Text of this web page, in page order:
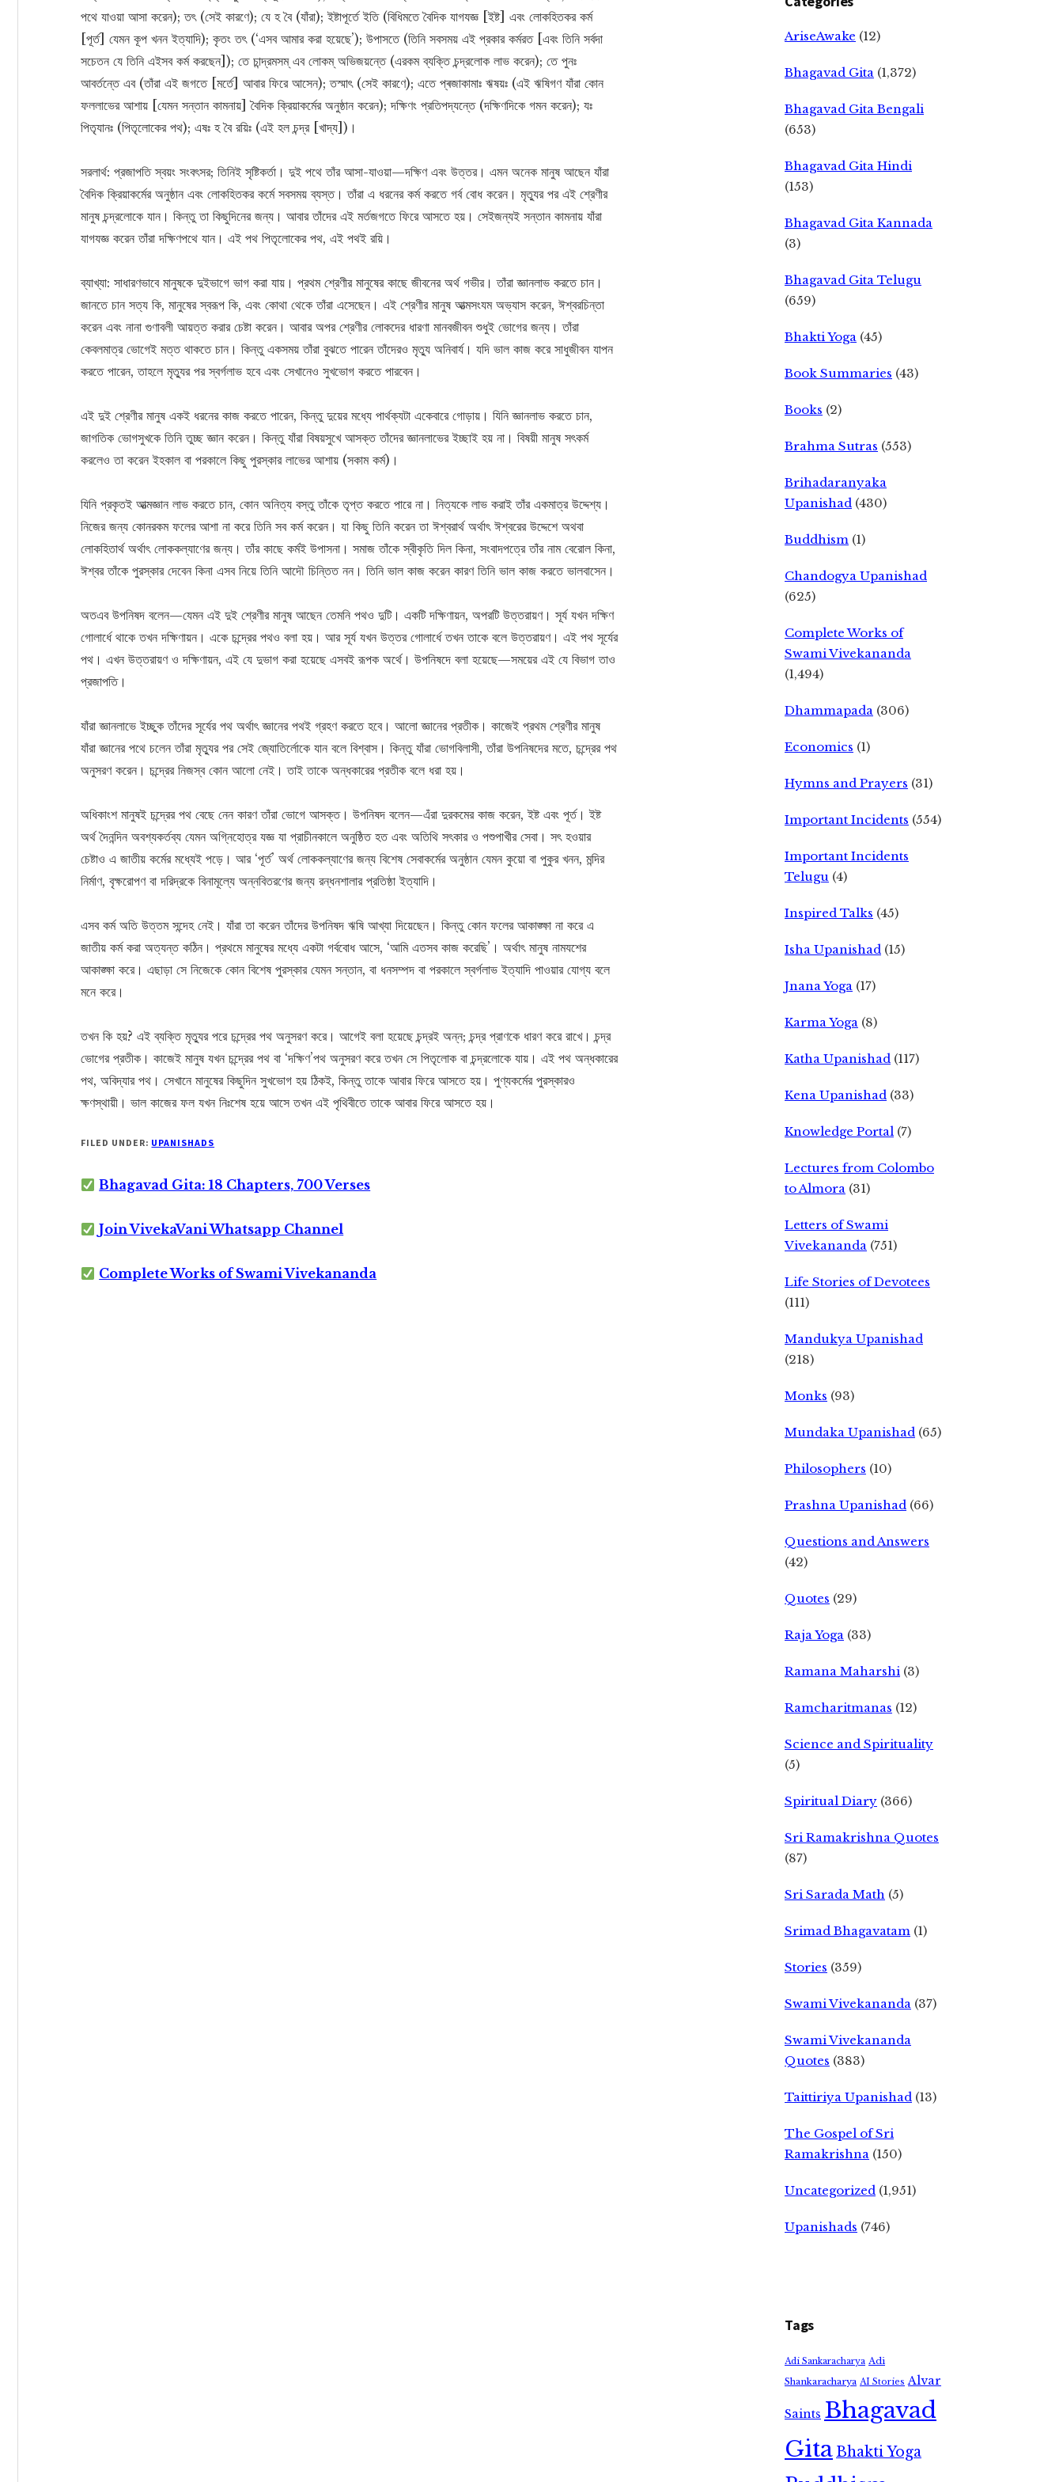
পথে যাওয়া আসা করেন); তৎ (সেই কারণে); যে হ বৈ (যাঁরা); ইষ্টাপূর্তে ইতি (বিধিমতে বৈদিক যাগযজ্ঞ [ইষ্ট] এবং লোকহিতকর কর্ম
[পূর্ত] যেমন কূপ খনন ইত্যাদি); কৃতং তৎ (‘এসব আমার করা হয়েছে’); উপাসতে (তিনি সবসময় এই প্রকার কর্মরত [এবং তিনি সর্বদা
সচেতন যে তিনি এইসব কর্ম করছেন]); তে চান্দ্রমসম্‌ এব লোকম্‌ অভিজয়ন্তে (এরকম ব্যক্তি চন্দ্রলোক লাভ করেন); তে পুনঃ
আবর্তন্তে এব (তাঁরা এই জগতে [মর্তে] আবার ফিরে আসেন); তস্মাৎ (সেই কারণে); এতে প্ৰজাকামাঃ ঋষয়ঃ (এই ঋষিগণ যাঁরা কোন
ফললাভের আশায় [যেমন সন্তান কামনায়] বৈদিক ক্রিয়াকর্মের অনুষ্ঠান করেন); দক্ষিণং প্রতিপদ্যন্তে (দক্ষিণদিকে গমন করেন); যঃ
পিতৃযানঃ (পিতৃলোকের পথ); এষঃ হ বৈ রয়িঃ (এই হল চন্দ্র [খাদ্য])।
সরলার্থ: প্রজাপতি স্বয়ং সংবৎসর; তিনিই সৃষ্টিকর্তা। দুই পথে তাঁর আসা-যাওয়া—দক্ষিণ এবং উত্তর। এমন অনেক মানুষ আছেন যাঁরা
বৈদিক ক্রিয়াকর্মের অনুষ্ঠান এবং লোকহিতকর কর্মে সবসময় ব্যস্ত। তাঁরা এ ধরনের কর্ম করতে গর্ব বোধ করেন। মৃত্যুর পর এই শ্রেণীর
মানুষ চন্দ্রলোকে যান। কিন্তু তা কিছুদিনের জন্য। আবার তাঁদের এই মর্তজগতে ফিরে আসতে হয়। সেইজন্যই সন্তান কামনায় যাঁরা
যাগযজ্ঞ করেন তাঁরা দক্ষিণপথে যান। এই পথ পিতৃলোকের পথ, এই পথই রয়ি।
ব্যাখ্যা: সাধারণভাবে মানুষকে দুইভাগে ভাগ করা যায়। প্রথম শ্রেণীর মানুষের কাছে জীবনের অর্থ গভীর। তাঁরা জ্ঞানলাভ করতে চান।
জানতে চান সত্য কি, মানুষের স্বরূপ কি, এবং কোথা থেকে তাঁরা এসেছেন। এই শ্রেণীর মানুষ আত্মসংযম অভ্যাস করেন, ঈশ্বরচিন্তা
করেন এবং নানা গুণাবলী আয়ত্ত করার চেষ্টা করেন। আবার অপর শ্রেণীর লোকদের ধারণা মানবজীবন শুধুই ভোগের জন্য। তাঁরা
কেবলমাত্র ভোগেই মত্ত থাকতে চান। কিন্তু একসময় তাঁরা বুঝতে পারেন তাঁদেরও মৃত্যু অনিবার্য। যদি ভাল কাজ করে সাধুজীবন যাপন
করতে পারেন, তাহলে মৃত্যুর পর স্বর্গলাভ হবে এবং সেখানেও সুখভোগ করতে পারবেন।
এই দুই শ্রেণীর মানুষ একই ধরনের কাজ করতে পারেন, কিন্তু দুয়ের মধ্যে পার্থক্যটা একেবারে গোড়ায়। যিনি জ্ঞানলাভ করতে চান,
জাগতিক ভোগসুখকে তিনি তুচ্ছ জ্ঞান করেন। কিন্তু যাঁরা বিষয়সুখে আসক্ত তাঁদের জ্ঞানলাভের ইচ্ছাই হয় না। বিষয়ী মানুষ সৎকর্ম
করলেও তা করেন ইহকাল বা পরকালে কিছু পুরস্কার লাভের আশায় (সকাম কর্ম)।
যিনি প্রকৃতই আত্মজ্ঞান লাভ করতে চান, কোন অনিত্য বস্তু তাঁকে তৃপ্ত করতে পারে না। নিত্যকে লাভ করাই তাঁর একমাত্র উদ্দেশ্য।
নিজের জন্য কোনরকম ফলের আশা না করে তিনি সব কর্ম করেন। যা কিছু তিনি করেন তা ঈশ্বরার্থ অর্থাৎ ঈশ্বরের উদ্দেশে অথবা
লোকহিতার্থ অর্থাৎ লোককল্যাণের জন্য। তাঁর কাছে কর্মই উপাসনা। সমাজ তাঁকে স্বীকৃতি দিল কিনা, সংবাদপত্রে তাঁর নাম বেরোল কিনা,
ঈশ্বর তাঁকে পুরস্কার দেবেন কিনা এসব নিয়ে তিনি আদৌ চিন্তিত নন। তিনি ভাল কাজ করেন কারণ তিনি ভাল কাজ করতে ভালবাসেন।
অতএব উপনিষদ বলেন—যেমন এই দুই শ্রেণীর মানুষ আছেন তেমনি পথও দুটি। একটি দক্ষিণায়ন, অপরটি উত্তরায়ণ। সূর্য যখন দক্ষিণ
গোলার্ধে থাকে তখন দক্ষিণায়ন। একে চন্দ্রের পথও বলা হয়। আর সূর্য যখন উত্তর গোলার্ধে তখন তাকে বলে উত্তরায়ণ। এই পথ সূর্যের
পথ। এখন উত্তরায়ণ ও দক্ষিণায়ন, এই যে দুভাগ করা হয়েছে এসবই রূপক অর্থে। উপনিষদে বলা হয়েছে—সময়ের এই যে বিভাগ তাও
প্রজাপতি।
যাঁরা জ্ঞানলাভে ইচ্ছুক তাঁদের সূর্যের পথ অর্থাৎ জ্ঞানের পথই গ্রহণ করতে হবে। আলো জ্ঞানের প্রতীক। কাজেই প্রথম শ্রেণীর মানুষ
যাঁরা জ্ঞানের পথে চলেন তাঁরা মৃত্যুর পর সেই জ্যোতির্লোকে যান বলে বিশ্বাস। কিন্তু যাঁরা ভোগবিলাসী, তাঁরা উপনিষদের মতে, চন্দ্রের পথ
অনুসরণ করেন। চন্দ্রের নিজস্ব কোন আলো নেই। তাই তাকে অন্ধকারের প্রতীক বলে ধরা হয়।
অধিকাংশ মানুষই চন্দ্রের পথ বেছে নেন কারণ তাঁরা ভোগে আসক্ত। উপনিষদ বলেন—এঁরা দুরকমের কাজ করেন, ইষ্ট এবং পূর্ত। ইষ্ট
অর্থ দৈনন্দিন অবশ্যকর্তব্য যেমন অগ্নিহোত্র যজ্ঞ যা প্রাচীনকালে অনুষ্ঠিত হত এবং অতিথি সৎকার ও পশুপাখীর সেবা। সৎ হওয়ার
চেষ্টাও এ জাতীয় কর্মের মধ্যেই পড়ে। আর ‘পূর্ত’ অর্থ লোককল্যাণের জন্য বিশেষ সেবাকর্মের অনুষ্ঠান যেমন কুয়ো বা পুকুর খনন, মন্দির
নির্মাণ, বৃক্ষরোপণ বা দরিদ্রকে বিনামূল্যে অন্নবিতরণের জন্য রন্ধনশালার প্রতিষ্ঠা ইত্যাদি।
এসব কর্ম অতি উত্তম সন্দেহ নেই। যাঁরা তা করেন তাঁদের উপনিষদ ঋষি আখ্যা দিয়েছেন। কিন্তু কোন ফলের আকাঙ্ক্ষা না করে এ
জাতীয় কর্ম করা অত্যন্ত কঠিন। প্রথমে মানুষের মধ্যে একটা গর্ববোধ আসে, ‘আমি এতসব কাজ করেছি’। অর্থাৎ মানুষ নামযশের
আকাঙ্ক্ষা করে। এছাড়া সে নিজেকে কোন বিশেষ পুরস্কার যেমন সন্তান, বা ধনসম্পদ বা পরকালে স্বর্গলাভ ইত্যাদি পাওয়ার যোগ্য বলে
মনে করে।
তখন কি হয়? এই ব্যক্তি মৃত্যুর পরে চন্দ্রের পথ অনুসরণ করে। আগেই বলা হয়েছে চন্দ্রই অন্ন; চন্দ্র প্রাণকে ধারণ করে রাখে। চন্দ্র
ভোগের প্রতীক। কাজেই মানুষ যখন চন্দ্রের পথ বা ‘দক্ষিণ’পথ অনুসরণ করে তখন সে পিতৃলোক বা চন্দ্রলোকে যায়। এই পথ অন্ধকারের
পথ, অবিদ্যার পথ। সেখানে মানুষের কিছুদিন সুখভোগ হয় ঠিকই, কিন্তু তাকে আবার ফিরে আসতে হয়। পুণ্যকর্মের পুরস্কারও
ক্ষণস্থায়ী। ভাল কাজের ফল যখন নিঃশেষ হয়ে আসে তখন এই পৃথিবীতে তাকে আবার ফিরে আসতে হয়।
FILED UNDER: UPANISHADS
Bhagavad Gita: 18 Chapters, 700 Verses
Join VivekaVani Whatsapp Channel
Complete Works of Swami Vivekananda
AriseAwake (12)
Bhagavad Gita (1,372)
Bhagavad Gita Bengali
(653)
Bhagavad Gita Hindi
(153)
Bhagavad Gita Kannada
(3)
Bhagavad Gita Telugu
(659)
Bhakti Yoga (45)
Book Summaries (43)
Books (2)
Brahma Sutras (553)
Brihadaranyaka
Upanishad (430)
Buddhism (1)
Chandogya Upanishad
(625)
Complete Works of
Swami Vivekananda
(1,494)
Dhammapada (306)
Economics (1)
Hymns and Prayers (31)
Important Incidents (554)
Important Incidents
Telugu (4)
Inspired Talks (45)
Isha Upanishad (15)
Jnana Yoga (17)
Karma Yoga (8)
Katha Upanishad (117)
Kena Upanishad (33)
Knowledge Portal (7)
Lectures from Colombo
to Almora (31)
Letters of Swami
Vivekananda (751)
Life Stories of Devotees
(111)
Mandukya Upanishad
(218)
Monks (93)
Mundaka Upanishad (65)
Philosophers (10)
Prashna Upanishad (66)
Questions and Answers
(42)
Quotes (29)
Raja Yoga (33)
Ramana Maharshi (3)
Ramcharitmanas (12)
Science and Spirituality
(5)
Spiritual Diary (366)
Sri Ramakrishna Quotes
(87)
Sri Sarada Math (5)
Srimad Bhagavatam (1)
Stories (359)
Swami Vivekananda (37)
Swami Vivekananda
Quotes (383)
Taittiriya Upanishad (13)
The Gospel of Sri
Ramakrishna (150)
Uncategorized (1,951)
Upanishads (746)
Tags
Adi Sankaracharya Adi
Shankaracharya AI Stories Alvar
Saints Bhagavad
GitaBhakti Yoga